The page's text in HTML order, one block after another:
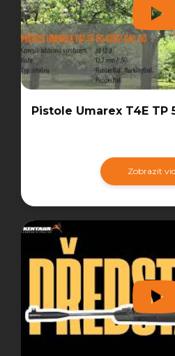
Pistole Umarex T4E TP
Zobrazit